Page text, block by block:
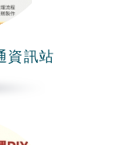
資訊站